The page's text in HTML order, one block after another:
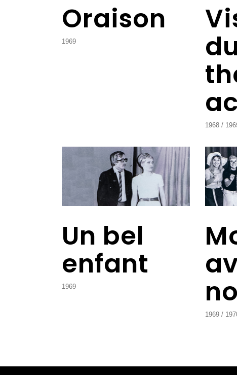
Oraison
1969
1968
Un bel
enfant
1969
1969